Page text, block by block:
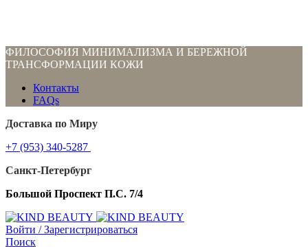
ФИЛОСОФИЯ МИНИМАЛИЗМА И БЕРЕЖНОЙ
ТРАНСФОРМАЦИИ КОЖИ
Контакты
FAQs
Доставка по Миру
+7 (953) 340-5287
Санкт-Петербург
Большой Проспект П.С. 7/4
Войти / Зарегистрироваться
Поиск